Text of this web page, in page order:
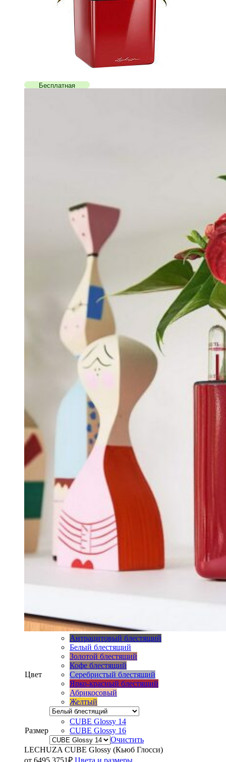
Бесплатная
Цвет
Антрацитовый блестящий
Белый блестящий
Золотой блестящий
Кофе блестящий
Серебристый блестящий
Ярко-красный блестящий
Абрикосовый
Желтый
Размер
CUBE Glossy 14
CUBE Glossy 16
Очистить
LECHUZA CUBE Glossy (Кьюб Глосси)